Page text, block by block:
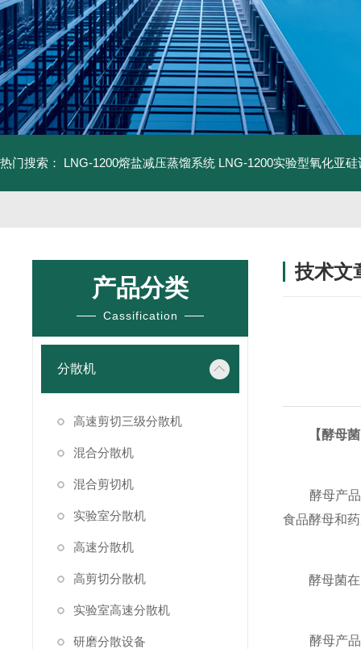
热门搜索： LNG-1200熔盐减压蒸馏系统 LNG-1200实验型氧化亚硅
产品分类
Cassification
分散机
高速剪切三级分散机
混合分散机
混合剪切机
实验室分散机
高速分散机
高剪切分散机
实验室高速分散机
研磨分散设备
技术文
【酵母
酵母产品有
食品酵母和
酵母菌在自
酵母产品有